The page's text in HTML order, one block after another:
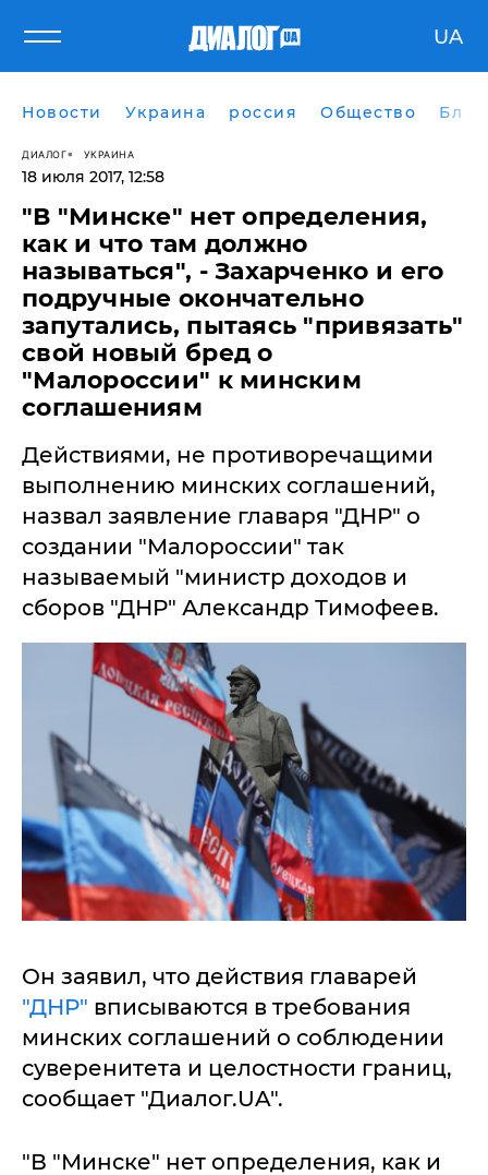
UA
Новости Украина россия Общество
ДИАЛОГ УКРАИНА
18 июля 2017, 12:58
"В "Минске" нет определения,
как и что там должно
называться", - Захарченко и его
подручные окончательно
запутались, пытаясь "привязать"
свой новый бред о
"Малороссии" к минским
соглашениям
Действиями, не противоречащими
выполнению минских соглашений,
назвал заявление главаря "ДНР" о
создании "Малороссии" так
называемый "министр доходов и
сборов "ДНР" Александр Тимофеев.
Он заявил, что действия главарей
"ДНР" вписываются в требования
минских соглашений о соблюдении
суверенитета и целостности границ,
сообщает "Диалог.UA".
"В "Минске" нет определения, как и